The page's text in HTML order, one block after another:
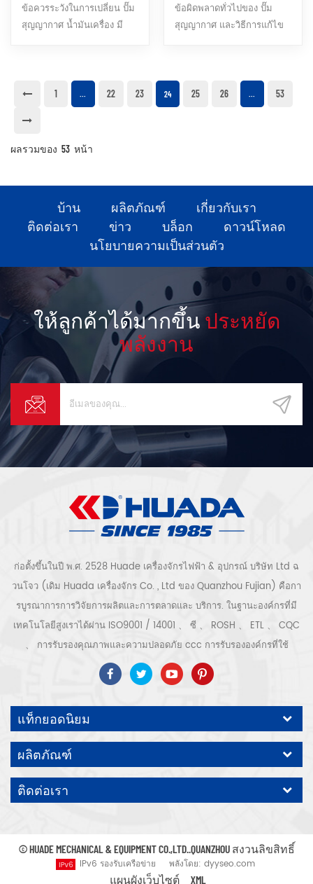
ซึ่งเป็นเงื่อนไขที่จำเป็นสำหรับ
การบำบัดก๊าซในภายหลัง 2.
ต้องการได้ 2. การสึกหรอที่
เพิ่มขึ้น: สารปนเปื้อนสามารถ
ข้อควรระวังในการเปลี่ยน ปั๊ม
สุญญากาศ น้ำมันเครื่อง มี
กับการทำความสะอาดเพื่อ
ป้องกันไม่ให้สิ่งสกปรกปะปน
เข้าไปในปั๊มสุญญากาศ
2.เวลาใช้งาน: ไม่แนะนำให้
ไอเสียมากเกินไป 3. ข้อห้าม
ในการทำความสะอาด: ห้าม
ใช้น้ำมันก๊าด น้ำมันเบนซิน
ข้อผิดพลาดทั่วไปของ ปั๊ม
สุญญากาศ และวิธีการแก้ไข
และควรปล่อยให้เย็นก่อนเข้า
ปั๊มสุญญากาศ ปัญหาน้ำมัน
อากาศรั่วไหลของตัวปั๊มเอง:
ตรวจสอบการซีลของซีลเพลา
วาล์วไอเสีย ฝาครอบปลาย
1 ... 22 23 24 25 26 ... 53
ผลรวมของ 53 หน้า
บ้าน ผลิตภัณฑ์
เกี่ยวกับเรา
ติดต่อเรา
ข่าว บล็อก
ดาวน์โหลด
นโยบายความเป็นส่วนตัว
ให้ลูกค้าได้มากขึ้น ประหยัด
พลังงาน
ก่อตั้งขึ้นในปี พ.ศ. 2528 Huade เครื่องจักรไฟฟ้า & อุปกรณ์ บริษัท Ltd ฉ
วนโจว (เดิม Huada เครื่องจักร Co. , Ltd ของ Quanzhou Fujian) คือกา
รบูรณาการการวิจัยการผลิตและการตลาดและ บริการ. ในฐานะองค์กรที่มี
เทคโนโลยีสูงเราได้ผ่าน ISO9001 / 14001 、 ซี 、 ROSH 、 ETL 、 CQC
、 การรับรองคุณภาพและความปลอดภัย ccc การรับรององค์กรที่ใช้
เทคโนโลยีขั้นสูง ฯลฯ ระบบและอุปกรณ์อัดอากาศ ได้แก่ แบบสกรู, ชนิดหอย
โข่ง, แบบไม่มีน้ำมัน, แบบเลื่อน, แบบลูกสูบ, เครื่องเป่า, ตัวกรอง, ท่อระบาย
น้ำ, พร้อมสายการผลิตเครื่องอัดอากาศที่สมบูรณ์ กว่า เครื่องอัดอากาศ 300
ชนิดสำหรับอุตสาหกรรม ผู้เชี่ยวชาญ. ของเรา บริษัท ได้สะสมมากกว่า
ประสบการณ์ 30 ปี จาก การหล่อชิ้นส่วนที่สำคัญที่สุดไปยังภาชนะรับแรงดัน
มอเตอร์ไฟฟ้าการแปรรูปชิ้นส่วนและอุปกรณ์ที่มีความแม่นยำ การประกอบ.
นอกจากนี้ บริษัท ของเราได้พัฒนากระบวนการหลักของเซอร์โวมอเตอร์แม่
เหล็กถาวรและได้รับสิทธิบัตรทางเทคนิคที่เกี่ยวข้องเพื่อนำไปสู่การ
คาดหวังปั๊มลมแบรนด์ของเราเอง ODM / OEM คือ ยอมรับ.
แท็กยอดนิยม
ผลิตภัณฑ์
ติดต่อเรา
© HUADE MECHANICAL & EQUIPMENT CO.,LTD..QUANZHOU สงวนลิขสิทธิ์
IPv6 รองรับเครือข่าย
พลังโดย: dyyseo.com
แผนผังเว็บไซต์
XML